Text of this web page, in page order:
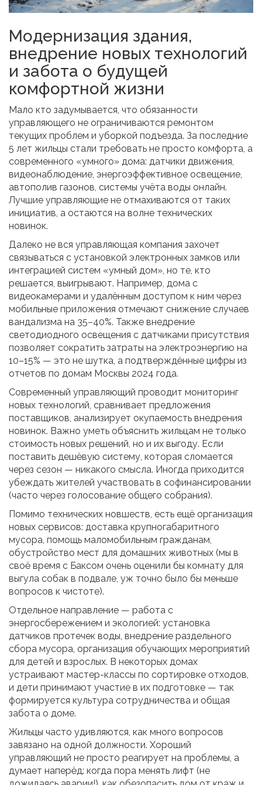
Модернизация здания,
внедрение новых технологий
и забота о будущей
комфортной жизни
Мало кто задумывается, что обязанности
управляющего не ограничиваются ремонтом
текущих проблем и уборкой подъезда. За последние
5 лет жильцы стали требовать не просто комфорта, а
современного «умного» дома: датчики движения,
видеонаблюдение, энергоэффективное освещение,
автополив газонов, системы учёта воды онлайн.
Лучшие управляющие не отмахиваются от таких
инициатив, а остаются на волне технических
новинок.
Далеко не вся управляющая компания захочет
связываться с установкой электронных замков или
интеграцией систем «умный дом», но те, кто
решается, выигрывают. Например, дома с
видеокамерами и удалённым доступом к ним через
мобильные приложения отмечают снижение случаев
вандализма на 35–40%. Также внедрение
светодиодного освещения с датчиками присутствия
позволяет сократить затраты на электроэнергию на
10–15% — это не шутка, а подтверждённые цифры из
отчетов по домам Москвы 2024 года.
Современный управляющий проводит мониторинг
новых технологий, сравнивает предложения
поставщиков, анализирует окупаемость внедрения
новинок. Важно уметь объяснить жильцам не только
стоимость новых решений, но и их выгоду. Если
поставить дешёвую систему, которая сломается
через сезон — никакого смысла. Иногда приходится
убеждать жителей участвовать в софинансировании
(часто через голосование общего собрания).
Помимо технических новшеств, есть ещё организация
новых сервисов: доставка крупногабаритного
мусора, помощь маломобильным гражданам,
обустройство мест для домашних животных (мы в
своё время с Баксом очень оценили бы комнату для
выгула собак в подвале, уж точно было бы меньше
вопросов к чистоте).
Отдельное направление — работа с
энергосбережением и экологией: установка
датчиков протечек воды, внедрение раздельного
сбора мусора, организация обучающих мероприятий
для детей и взрослых. В некоторых домах
устраивают мастер-классы по сортировке отходов,
и дети принимают участие в их подготовке — так
формируется культура сотрудничества и общая
забота о доме.
Жильцы часто удивляются, как много вопросов
завязано на одной должности. Хороший
управляющий не просто реагирует на проблемы, а
думает наперёд: когда пора менять лифт (не